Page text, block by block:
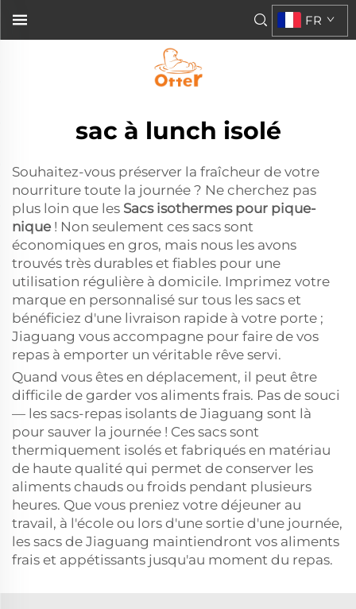
FR
sac à lunch isolé
Souhaitez-vous préserver la fraîcheur de votre
nourriture toute la journée ? Ne cherchez pas
plus loin que les Sacs isothermes pour pique-
nique ! Non seulement ces sacs sont
économiques en gros, mais nous les avons
trouvés très durables et fiables pour une
utilisation régulière à domicile. Imprimez votre
marque en personnalisé sur tous les sacs et
bénéficiez d'une livraison rapide à votre porte ;
Jiaguang vous accompagne pour faire de vos
repas à emporter un véritable rêve servi.
Quand vous êtes en déplacement, il peut être
difficile de garder vos aliments frais. Pas de souci
— les sacs-repas isolants de Jiaguang sont là
pour sauver la journée ! Ces sacs sont
thermiquement isolés et fabriqués en matériau
de haute qualité qui permet de conserver les
aliments chauds ou froids pendant plusieurs
heures. Que vous preniez votre déjeuner au
travail, à l'école ou lors d'une sortie d'une journée,
les sacs de Jiaguang maintiendront vos aliments
frais et appétissants jusqu'au moment du repas.